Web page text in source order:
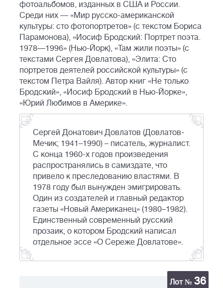
фотоальбомов, изданных в США и России.
Среди них — «Мир русско-американской
культуры: сто фотопортретов» (с текстом Бориса
Парамонова), «Иосиф Бродский: Портрет поэта.
1978—1996» (Нью-Йорк), «Там жили поэты» (с
текстами Сергея Довлатова), «Элита: Сто
портретов деятелей российской культуры» (с
текстом Петра Вайля). Автор книг «Не только
Бродский», «Иосиф Бродский в Нью-Йорке»,
«Юрий Любимов в Америке».
Сергей Донатович Довлатов (Довлатов-
Мечик; 1941–1990) – писатель, журналист.
С конца 1960-х годов произведения
распространялись в самиздате, что
привело к преследованию властями. В
1978 году был вынужден эмигрировать.
Один из создателей и главный редактор
газеты «Новый Американец» (1980–1982).
Единственный современный русский
прозаик, о котором Бродский написал
отдельное эссе «О Сереже Довлатове».
Лот № 36